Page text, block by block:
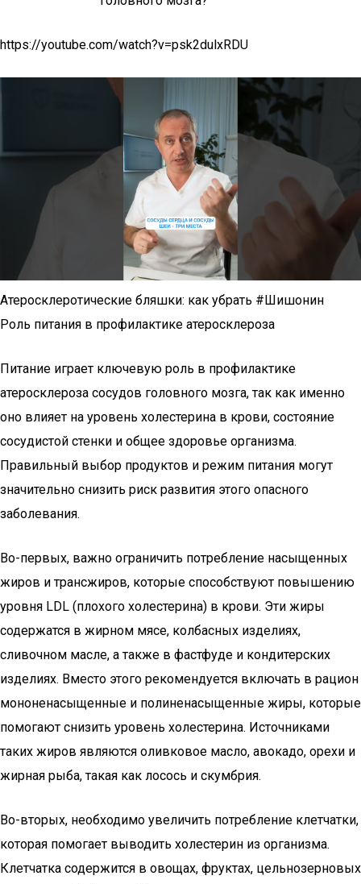
https://youtube.com/watch?v=psk2dulxRDU
Атеросклеротические бляшки: как убрать #Шишонин
Роль питания в профилактике атеросклероза
Питание играет ключевую роль в профилактике
атеросклероза сосудов головного мозга, так как именно
оно влияет на уровень холестерина в крови, состояние
сосудистой стенки и общее здоровье организма.
Правильный выбор продуктов и режим питания могут
значительно снизить риск развития этого опасного
заболевания.
Во-первых, важно ограничить потребление насыщенных
жиров и трансжиров, которые способствуют повышению
уровня LDL (плохого холестерина) в крови. Эти жиры
содержатся в жирном мясе, колбасных изделиях,
сливочном масле, а также в фастфуде и кондитерских
изделиях. Вместо этого рекомендуется включать в рацион
мононенасыщенные и полиненасыщенные жиры, которые
помогают снизить уровень холестерина. Источниками
таких жиров являются оливковое масло, авокадо, орехи и
жирная рыба, такая как лосось и скумбрия.
Во-вторых, необходимо увеличить потребление клетчатки,
которая помогает выводить холестерин из организма.
Клетчатка содержится в овощах, фруктах, цельнозерновых